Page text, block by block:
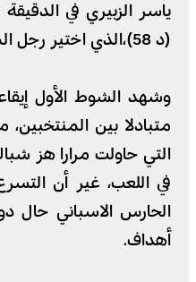
(د 58)،الذي اختير رجل المباراة .
وشهد الشوط الأول
متبادلا بين
التي حاولت مرارا هز
في اللعب، غير أن
الحارس الاسباني حال
أهداف.